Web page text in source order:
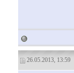
26.05.2013, 13:59